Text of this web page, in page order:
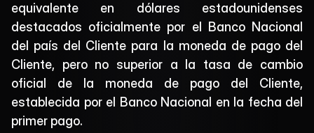
equivalente en dólares estadounidenses
destacados oficialmente por el Banco Nacional
del país del Cliente para la moneda de pago del
Cliente, pero no superior a la tasa de cambio
oficial de la moneda de pago del Cliente,
establecida por el Banco Nacional en la fecha del
primer pago.